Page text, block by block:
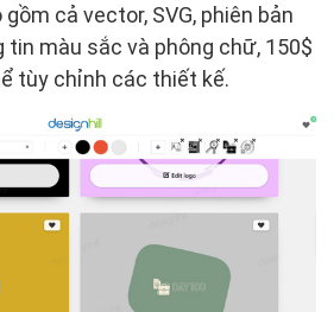
cả vector, SVG, phiên bản
tin màu sắc và phông chữ, 150$
tùy chỉnh các thiết kế.